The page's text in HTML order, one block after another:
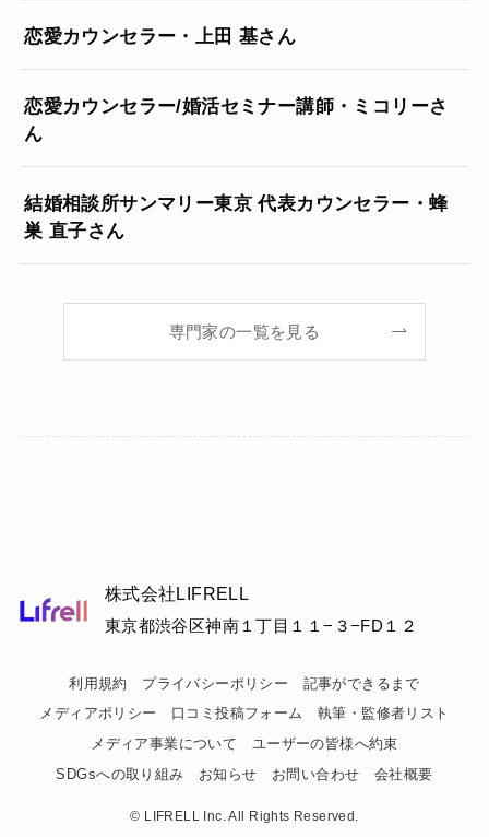
恋愛カウンセラー・上田 基さん
恋愛カウンセラー/婚活セミナー講師・ミコリーさ
ん
結婚相談所サンマリー東京 代表カウンセラー・蜂
巣 直子さん
専門家の一覧を見る
株式会社LIFRELL
東京都渋谷区神南１丁目１１−３−FD１２
利用規約 プライバシーポリシー
記事ができるまで
メディアポリシー
口コミ投稿フォーム
執筆・監修者リスト
メディア事業について
ユーザーの皆様へ約束
SDGsへの取り組み
お知らせ お問い合わせ 会社概要
© LIFRELL Inc. All Rights Reserved.